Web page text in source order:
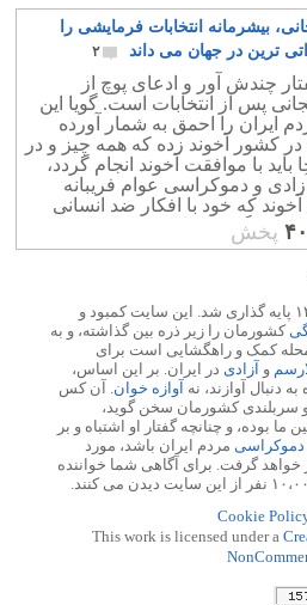
بیشرمانه انتخابات فرمایشی را
ترین در جهان می داند
۲
چندش آور و ادعای پوچ از
پس از انتخابات است. گویا این
ایران را احمق به شمار آورده
کشور آخوند زده که همه چیز و در
باید با موافقت آخوند انجام گردد،
و دموکراسی عوام فریبانه
که خود با افکار ضد انسانی
چگونه دم از دموکراسی می
پخش
فضول محله در ۱۳ اسفند ۱۳۸۷ پایه گذاری شد. این سایت کمبود و
کشورمان را زیر ذره بین گذاشته، و به
کمک و راهگشایی است برای
و آزادی در ایران. بر این اساس،
دنبال آوازند، نه آوازه خوان . آن کس
سربلندی کشورمان سخن گوید،
بوده، و چنانچه گفتار او اشتباه و بر
دموکراسی مردم ایران باشد، مورد
خواهد گرفت. برای آگاهی شما خواننده
Cookie
This work is licensed under a